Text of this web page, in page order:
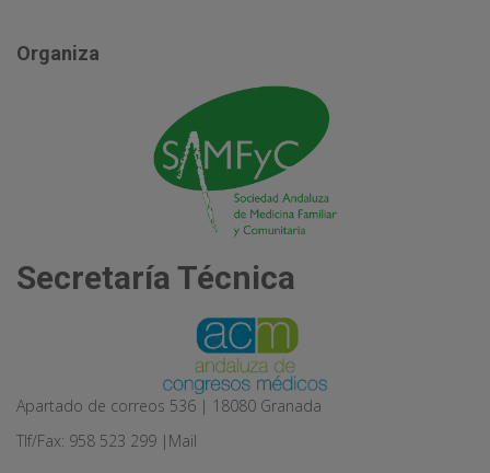
Organiza
Secretaría Técnica
Apartado de correos 536 | 18080 Granada
Tlf/Fax: 958 523 299 | Mail